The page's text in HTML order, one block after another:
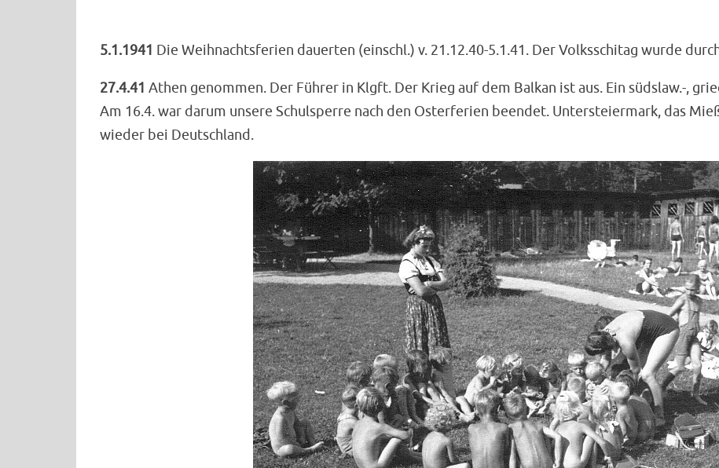
5.1.1941 Die Weihnachtsferien dauerten (einschl.) v. 21.12.40-5.1.41. Der Volksschitag wurde
27.4.41 Athen genommen. Der Führer in Klgft. Der Krieg auf dem Balkan ist aus. Ein südslaw.-,
Am 16.4. war darum unsere Schulsperre nach den Osterferien beendet. Untersteiermark, das
wieder bei Deutschland.